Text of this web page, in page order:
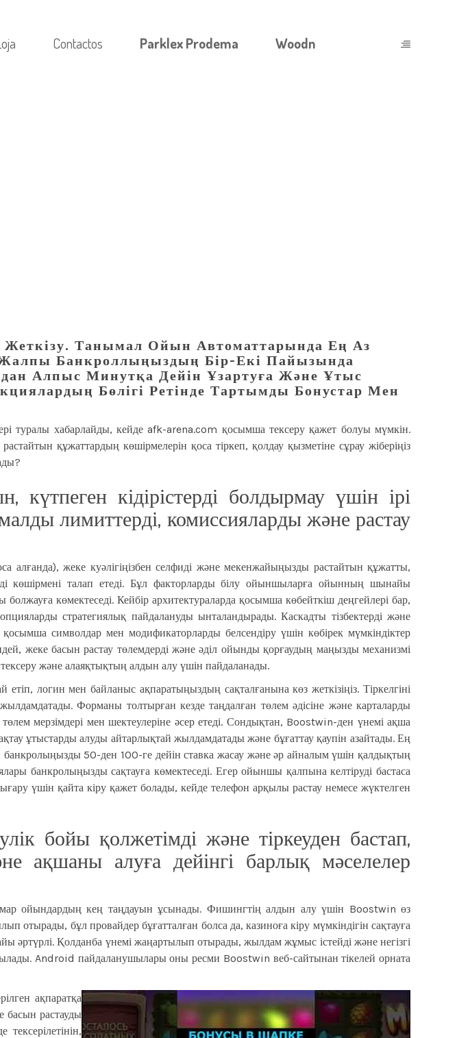
Contactos Parklex Prodema Woodn
Танымал Ойын Автоматтарында Ең Аз
Жалпы Банкроллыңыздың Бір-Екі Пайызында
Алпыс Минутқа Дейін Ұзартуға Және Ұтыс
Бөлігі Ретінде Тартымды Бонустар Мен
туралы хабарлайды, кейдеafk-arena.com қосымша тексеру қажет болуы мүмкін.
құжаттардың көшірмелерін қоса тіркеп, қолдау қызметіне сұрау жіберіңіз
кідірістерді болдырмау үшін ірі
лимиттерді, комиссияларды және растау
жеке куәлігіңізбен селфиді және мекенжайыңызды растайтын құжатты,
көшірмені талап етеді. Бұл факторларды білу ойыншыларға ойынның шынайы
көмектеседі. Кейбір архитектураларда қосымша көбейткіш деңгейлері бар,
стратегиялық пайдалануды ынталандырады. Каскадты тізбектерді және
символдар мен модификаторларды белсендіру үшін көбірек мүмкіндіктер
жеке басын растау төлемдерді және әділ ойынды қорғаудың маңызды механизмі
және алаяқтықтың алдын алу үшін пайдаланады.
логин мен байланыс ақпаратыңыздың сақталғанына көз жеткізіңіз. Тіркелгіні
Форманы толтырған кезде таңдалған төлем әдісіне және карталарды
мерзімдері мен шектеулеріне әсер етеді. Сондықтан, Boostwin-ден үнемі ақша
ұтыстарды алуды айтарлықтай жылдамдатады және бұғаттау қаупін азайтады. Ең
50-ден 100-ге дейін ставка жасау және әр айналым үшін қалдықтың
банкролыңызды сақтауға көмектеседі. Егер ойыншы қалпына келтіруді бастаса
үшін қайта кіру қажет болады, кейде телефон арқылы растау немесе жүктелген
бойы қолжетімді және тіркеуден бастап,
ақшаны алуға дейінгі барлық мәселелер
ойындардың кең таңдауын ұсынады. Фишингтің алдын алу үшін Boostwin өз
отырады, бұл провайдер бұғатталған болса да, казиноға кіру мүмкіндігін сақтауға
әртүрлі. Қолданба үнемі жаңартылып отырады, жылдам жұмыс істейді және негізгі
Android пайдаланушылары оны ресми Boostwin веб-сайтынан тікелей орната
ақпаратқа
басын растауды